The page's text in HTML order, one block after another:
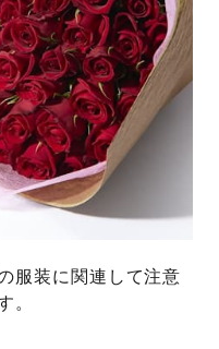
服装に関連して注意
。